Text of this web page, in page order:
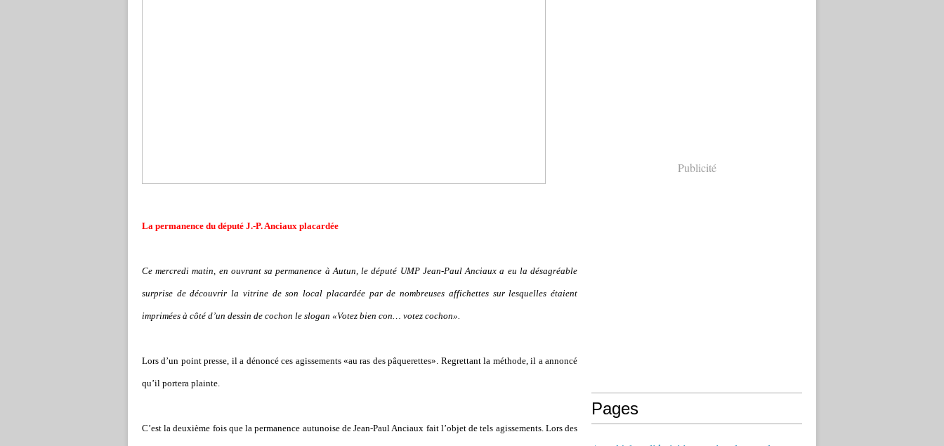
La permanence du député J.-P. Anciaux placardée
Ce mercredi matin, en ouvrant sa permanence à Autun, le député UMP Jean-Paul Anciaux a eu la désagréable
surprise de découvrir la vitrine de son local placardée par de nombreuses affichettes sur lesquelles étaient
imprimées à côté d’un dessin de cochon le slogan «Votez bien con… votez cochon».
Lors d’un point presse, il a dénoncé ces agissements «au ras des pâquerettes». Regrettant la méthode, il a annoncé
qu’il portera plainte.
C’est la deuxième fois que la permanence autunoise de Jean-Paul Anciaux fait l’objet de tels agissements. Lors des
Publicité
Pages